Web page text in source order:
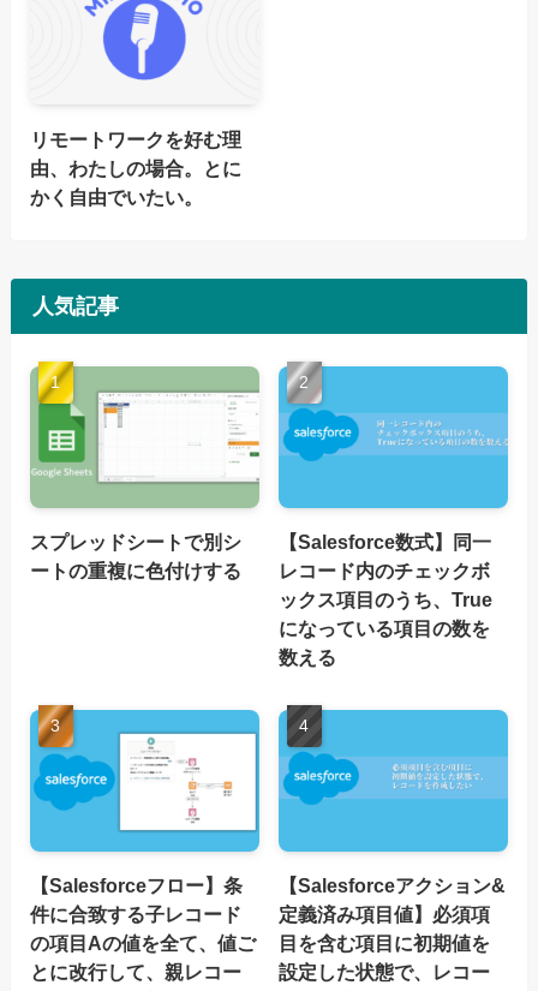
リモートワークを好む理
由、わたしの場合。とに
かく自由でいたい。
人気記事
スプレッドシートで別シ
ートの重複に色付けする
【Salesforce数式】同一
レコード内のチェックボ
ックス項目のうち、True
になっている項目の数を
数える
【Salesforceフロー】条
件に合致する子レコード
の項目Aの値を全て、値ご
とに改行して、親レコー
【Salesforceアクション&
定義済み項目値】必須項
目を含む項目に初期値を
設定した状態で、レコー